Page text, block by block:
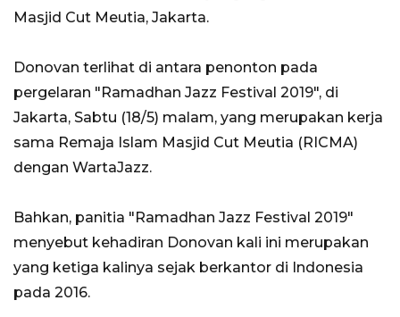
Masjid Cut Meutia, Jakarta.
Donovan terlihat di antara penonton pada
pergelaran "Ramadhan Jazz Festival 2019", di
Jakarta, Sabtu (18/5) malam, yang merupakan kerja
sama Remaja Islam Masjid Cut Meutia (RICMA)
dengan WartaJazz.
Bahkan, panitia "Ramadhan Jazz Festival 2019"
menyebut kehadiran Donovan kali ini merupakan
yang ketiga kalinya sejak berkantor di Indonesia
pada 2016.